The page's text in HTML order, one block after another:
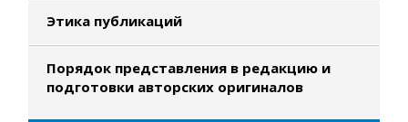
Этика публикаций
Порядок представления в редакцию и
подготовки авторских оригиналов